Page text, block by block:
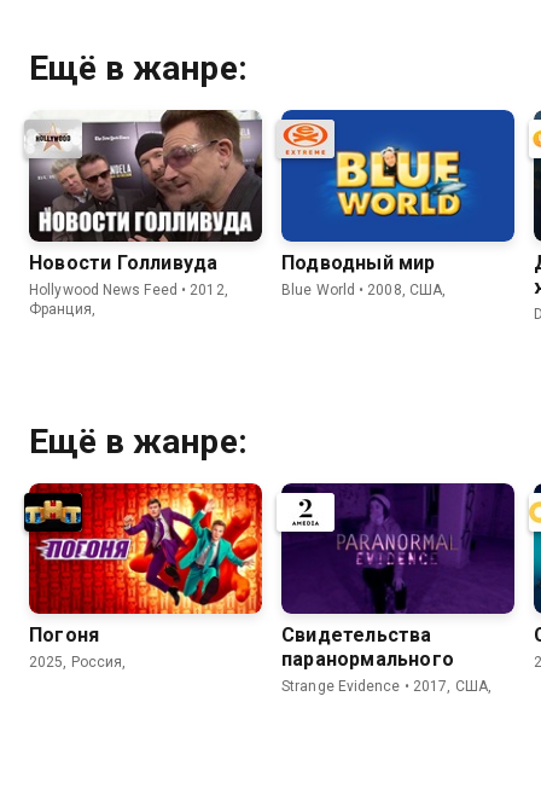
Ещё в жанре:
Новости Голливуда
Hollywood News Feed • 2012,
Франция,
Подводный мир
Blue World • 2008, США,
Ещё в жанре:
Погоня
2025, Россия,
Свидетельства
паранормального
Strange Evidence • 2017, США,